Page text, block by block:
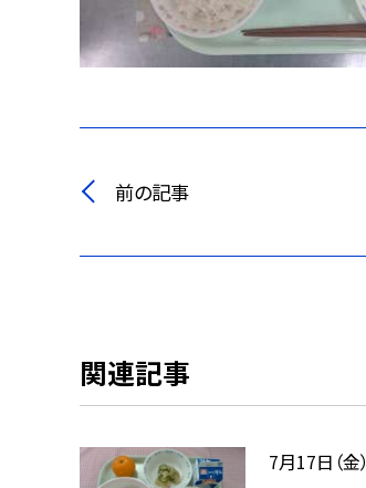
前の記事
関連記事
7月17日（金）